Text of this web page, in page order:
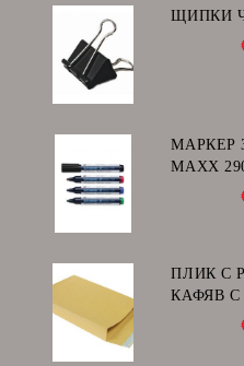
ЩИПКИ
МАРКЕР
ПЛИК С
КАФЯВ С